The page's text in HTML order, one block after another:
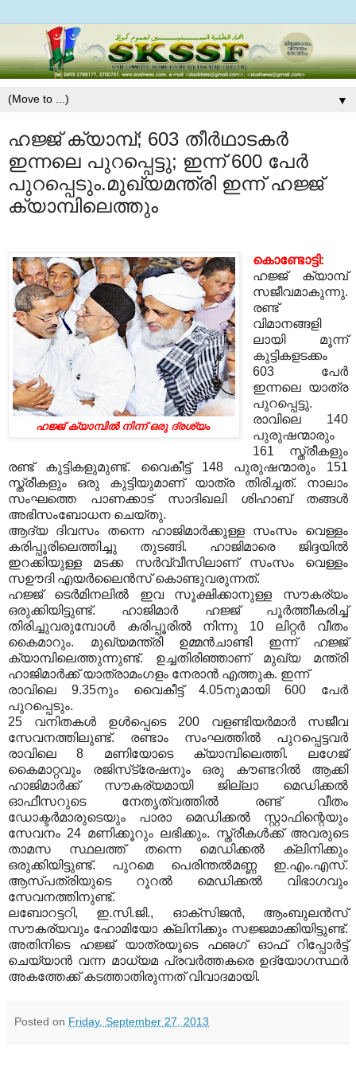
▼
ഹജ്ജ് ക്യാമ്പ്‌; 603 തീർഥാടകർ
ഇന്നലെ പുറപ്പെട്ടു; ഇന്ന് 600 പേര്‍
പുറപ്പെടും.മുഖ്യമന്ത്രി ഇന്ന് ഹജ്ജ്
ക്യാമ്പിലെത്തും
ഹജ്ജ് ക്യാമ്പിൽ നിന്ന് ഒരു ദ്രശ്യം
കൊണ്ടോട്ടി:
ഹജ്ജ് ക്യാമ്പ്‌
സജീവമാകുന്നു.
രണ്ട്
വിമാനങ്ങളി
ലായി മൂന്ന്
കുട്ടികളടക്കം
603 പേര്‍
ഇന്നലെ യാത്ര
പുറപ്പെട്ടു.
രാവിലെ 140
പുരുഷന്മാരും
161 സ്ത്രീകളും
രണ്ട് കുട്ടികളുമുണ്ട്. വൈകീട്ട് 148 പുരുഷന്മാരും 151
സ്ത്രീകളും ഒരു കുട്ടിയുമാണ് യാത്ര തിരിച്ചത്. നാലാം
സംഘത്തെ പാണക്കാട് സാദിഖലി ശിഹാബ് തങ്ങള്‍
അഭിസംബോധന ചെയ്തു.
ആദ്യ ദിവസം തന്നെ ഹാജിമാര്‍ക്കുള്ള സംസം വെള്ളം
കരിപ്പൂരിലെത്തിച്ചു തുടങ്ങി. ഹാജിമാരെ ജിദ്ദയില്‍
ഇറക്കിയുള്ള മടക്ക സര്‍വ്വീസിലാണ് സംസം വെള്ളം
സഊദി എയര്‍ലൈന്‍സ് കൊണ്ടുവരുന്നത്.
ഹജ്ജ് ടെര്‍മിനലില്‍ ഇവ സൂക്ഷിക്കാനുള്ള സൗകര്യം
ഒരുക്കിയിട്ടുണ്ട്. ഹാജിമാര്‍ ഹജ്ജ് പൂര്‍ത്തീകരിച്ച്
തിരിച്ചുവരുമ്പോള്‍ കരിപ്പൂരില്‍ നിന്നു 10 ലിറ്റര്‍ വീതം
കൈമാറും. മുഖ്യമന്ത്രി ഉമ്മന്‍ചാണ്ടി ഇന്ന് ഹജ്ജ്
ക്യാമ്പിലെത്തുന്നുണ്ട്. ഉച്ചതിരിഞ്ഞാണ് മുഖ്യ മന്ത്രി
ഹാജിമാര്‍ക്ക് യാത്രാമംഗളം നേരാന്‍ എത്തുക. ഇന്ന്
രാവിലെ 9.35നും വൈകീട്ട് 4.05നുമായി 600 പേര്‍
പുറപ്പെടും.
25 വനിതകള്‍ ഉള്‍പ്പെടെ 200 വളണ്ടിയര്‍മാര്‍ സജീവ
സേവനത്തിലുണ്ട്. രണ്ടാം സംഘത്തില്‍ പുറപ്പെട്ടവര്‍
രാവിലെ 8 മണിയോടെ ക്യാമ്പിലെത്തി. ലഗേജ്
കൈമാറ്റവും രജിസ്‌ട്രേഷനും ഒരു കൗണ്ടറില്‍ ആക്കി
ഹാജിമാര്‍ക്ക് സൗകര്യമായി ജില്ലാ മെഡിക്കല്‍
ഓഫീസറുടെ നേതൃത്വത്തില്‍ രണ്ട് വീതം
ഡോക്ടര്‍മാരുടെയും പാരാ മെഡിക്കല്‍ സ്റ്റാഫിന്റെയും
സേവനം 24 മണിക്കൂറും ലഭിക്കും. സ്ത്രീകള്‍ക്ക് അവരുടെ
താമസ സ്ഥലത്ത് തന്നെ മെഡിക്കല്‍ ക്ലിനിക്കും
ഒരുക്കിയിട്ടുണ്ട്. പുറമെ പെരിന്തല്‍മണ്ണ ഇ.എം.എസ്.
ആസ്പത്രിയുടെ റൂറല്‍ മെഡിക്കല്‍ വിഭാഗവും
സേവനത്തിനുണ്ട്.
ലബോറട്ടറി, ഇ.സി.ജി., ഓക്‌സിജന്‍, ആംബുലന്‍സ്
സൗകര്യവും ഹോമിയോ ക്ലിനിക്കും സജ്ജമാക്കിയിട്ടുണ്ട്.
അതിനിടെ ഹജ്ജ് യാത്രയുടെ ഫഌഗ് ഓഫ് റിപ്പോര്‍ട്ട്
ചെയ്യാന്‍ വന്ന മാധ്യമ പ്രവര്‍ത്തകരെ ഉദ്യോഗസ്ഥര്‍
അകത്തേക്ക് കടത്താതിരുന്നത് വിവാദമായി.
Posted on Friday, September 27, 2013